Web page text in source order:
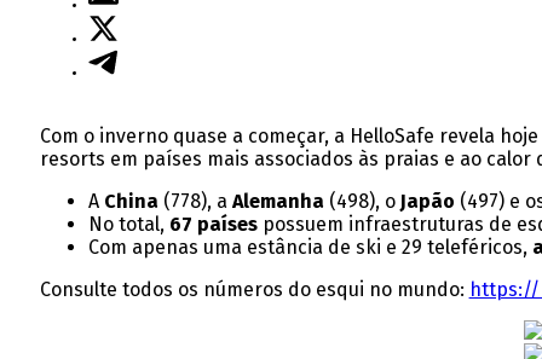
Com o inverno quase a começar, a HelloSafe revela hoje
resorts em países mais associados às praias e ao
A China (778), a Alemanha (498), o Japão (497) e
No total, 67 paísespossuem infraestruturas de
Com apenas uma estância de ski e 29 teleféricos,
Consulte todos os números do esqui no mundo: https://